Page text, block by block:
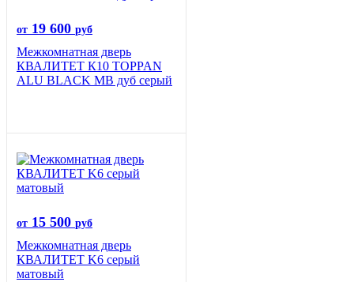
от 19 600 руб
Межкомнатная дверь
КВАЛИТЕТ К10 TOPPAN
ALU BLACK MB дуб серый
от 15 500 руб
Межкомнатная дверь
КВАЛИТЕТ K6 серый
матовый